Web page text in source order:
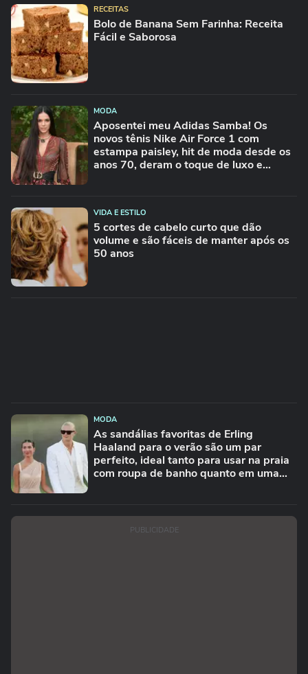
RECEITAS
Bolo de Banana Sem Farinha: Receita
Fácil e Saborosa
MODA
Aposentei meu Adidas Samba! Os
novos tênis Nike Air Force 1 com
estampa paisley, hit de moda desde os
anos 70, deram o toque de luxo e
VIDA E ESTILO
5 cortes de cabelo curto que dão
volume e são fáceis de manter após os
50 anos
MODA
As sandálias favoritas de Erling
Haaland para o verão são um par
perfeito, ideal tanto para usar na praia
com roupa de banho quanto em uma
PUBLICIDADE